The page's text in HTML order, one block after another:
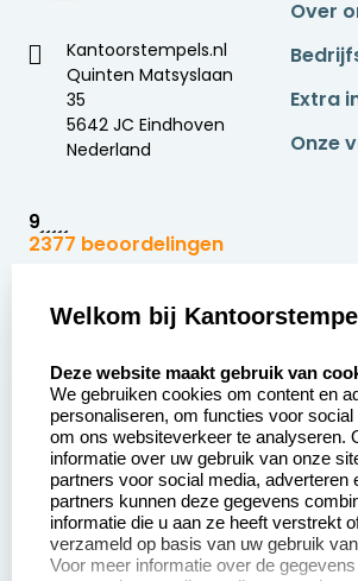
Kantoorstempels.nl
Quinten Matsyslaan
35
5642 JC Eindhoven
Nederland
9
2377 beoordelingen
Over
Extra
Onze
Zakelijk:
Aanvraag op maat
Betaling &
Verzending
Wederverkoper
worden
Sale
Veel
Welkom bij
Deze website maakt gebruik van
We gebruiken cookies om content en
personaliseren, om functies voor
om ons websiteverkeer te analyseren.
informatie over uw gebruik van onze
partners voor social media, adverteren
partners kunnen deze gegevens
informatie die u aan ze heeft verstrekt
verzameld op basis van uw gebruik
Voor meer informatie over de